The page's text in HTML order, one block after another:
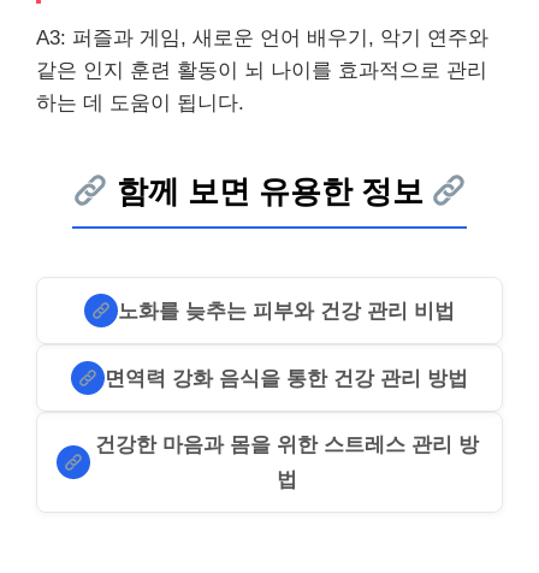
A3: 퍼즐과 게임, 새로운 언어 배우기, 악기 연주와
같은 인지 훈련 활동이 뇌 나이를 효과적으로 관리
하는 데 도움이 됩니다.
함께 보면 유용한 정보
노화를 늦추는 피부와 건강 관리 비법
면역력 강화 음식을 통한 건강 관리 방법
건강한 마음과 몸을 위한 스트레스 관리 방
법